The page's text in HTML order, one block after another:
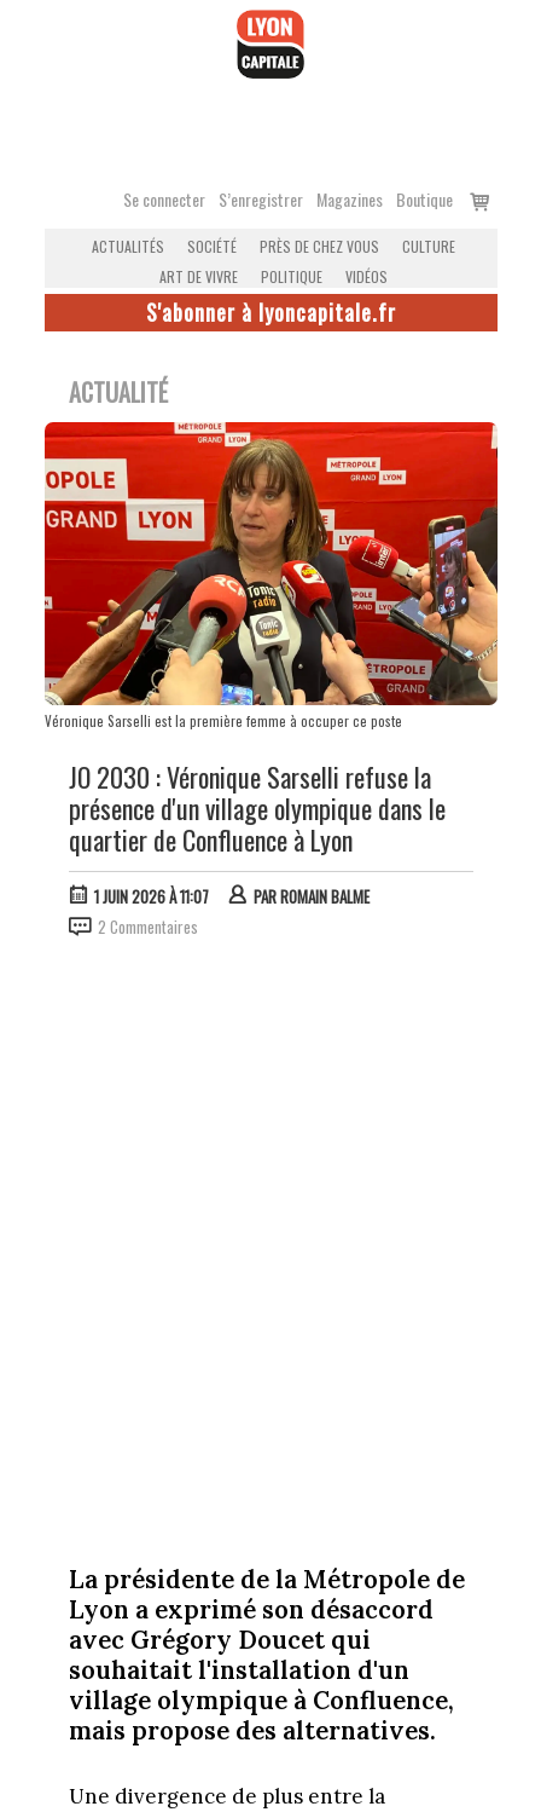
Se connecter S’enregistrer Magazines Boutique
Voir
ACTUALITÉS SOCIÉTÉ PRÈS DE CHEZ VOUS
CULTURE
ART DE VIVRE
POLITIQUE VIDÉOS
S'abonner à lyoncapitale.fr
ACTUALITÉ
Véronique Sarselli est la première femme à occuper ce poste
JO 2030 : Véronique Sarselli refuse la
présence d'un village olympique dans le
quartier de Confluence à Lyon
1 JUIN 2026 À 11:07 PARROMAIN BALME
2 Commentaires
La présidente de la Métropole de
Lyon a exprimé son désaccord
avec Grégory Doucet qui
souhaitait l'installation d'un
village olympique à Confluence,
mais propose des alternatives.
Une divergence de plus entre la